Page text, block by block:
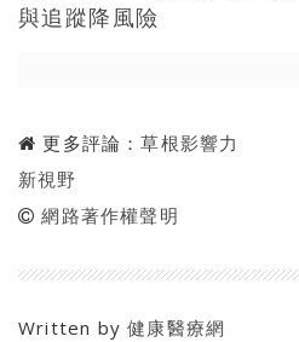
與追蹤降風險
更多評論：草根影響力
新視野
網路著作權聲明
Written by健康醫療網